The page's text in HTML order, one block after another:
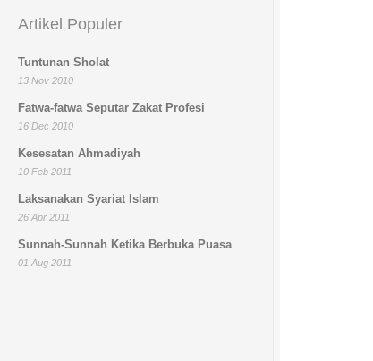
Artikel Populer
Tuntunan Sholat
13 Nov 2010
Fatwa-fatwa Seputar Zakat Profesi
16 Dec 2010
Kesesatan Ahmadiyah
10 Feb 2011
Laksanakan Syariat Islam
26 Apr 2011
Sunnah-Sunnah Ketika Berbuka Puasa
01 Aug 2011